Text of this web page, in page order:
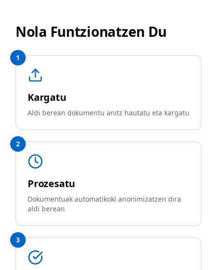
Nola Funtzionatzen Du
1
Kargatu
Aldi berean dokumentu anitz hautatu eta kargatu
2
Prozesatu
Dokumentuak automatikoki anonimizatzen dira
aldi berean
3